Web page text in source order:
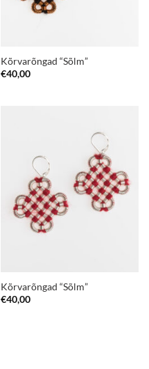
Kõrvarõngad “Sõlm”
€40,00
Kõrvarõngad “Sõlm”
€40,00